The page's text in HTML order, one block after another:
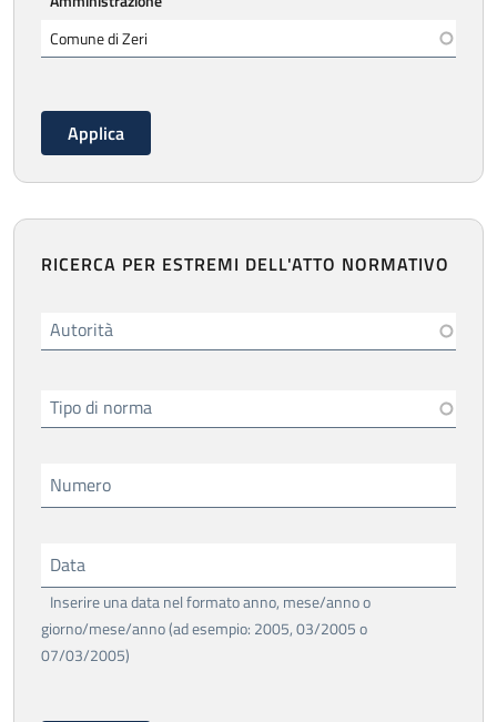
RICERCA PER ESTREMI DELL'ATTO NORMATIVO
Autorità
Tipo di norma
Numero
Data
Inserire una data nel formato anno, mese/anno o
giorno/mese/anno (ad esempio: 2005, 03/2005 o
07/03/2005)